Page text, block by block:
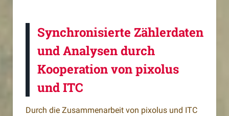
Synchronisierte Zählerdaten
und Analysen durch
Kooperation von pixolus
und ITC
Durch die Zusammenarbeit von pixolus und ITC